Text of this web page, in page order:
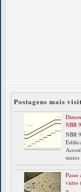
Postagens mais
NBR
NBR
meios
vidro